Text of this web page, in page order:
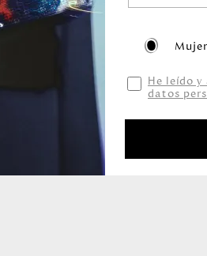
Productos
Mujer
He leído
datos